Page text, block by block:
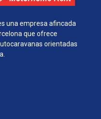
una empresa afincada
que ofrece
orientadas